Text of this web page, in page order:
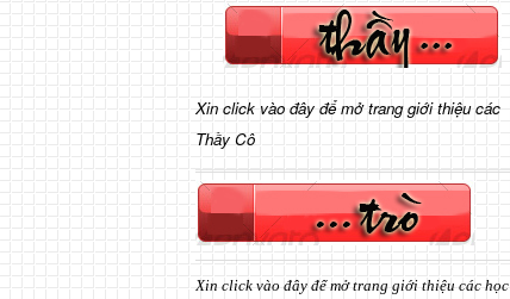
Xin click vào đây để mở trang giới thiệu các
Thầy Cô
Xin click vào đây để mở trang giới thiệu các học